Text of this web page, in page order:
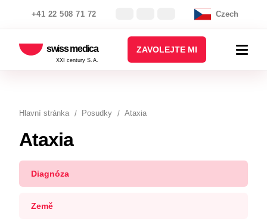
+41 22 508 71 72 Czech
swiss medica
XXI century S.A.
ZAVOLEJTE MI
Hlavní stránka Posudky Ataxia
Ataxia
Diagnóza
Země